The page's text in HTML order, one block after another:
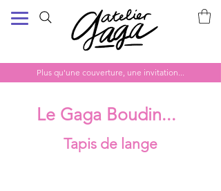
Plus qu'une couverture, une invitation...
Le Gaga Boudin...
Tapis de lange